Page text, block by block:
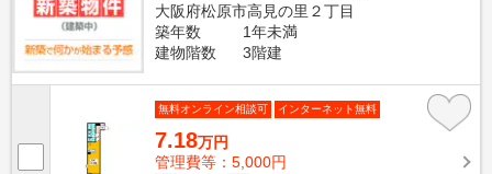
大阪府松原市高見の里２丁目
築年数
1年未満
建物階数
3階建
無料オンライン相談可 インターネット無料
7.18万円
管理費等：5,000円